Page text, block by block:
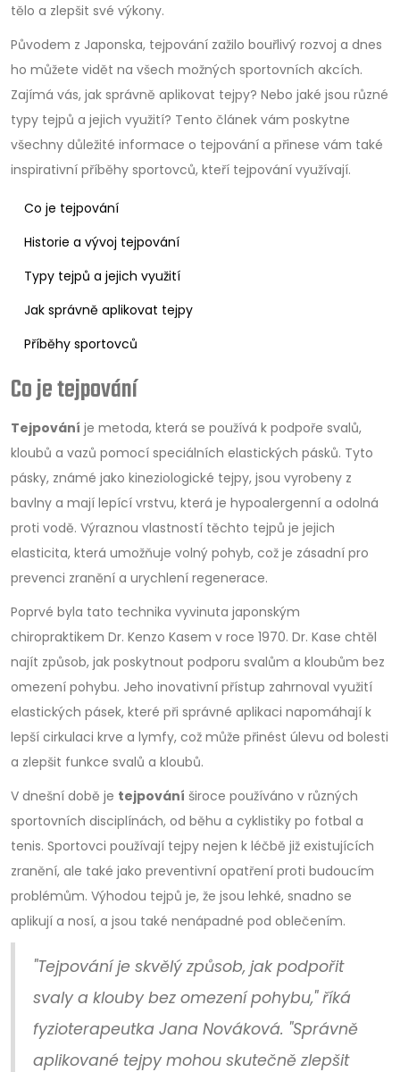
tělo a zlepšit své výkony.
Původem z Japonska, tejpování zažilo bouřlivý rozvoj a dnes
ho můžete vidět na všech možných sportovních akcích.
Zajímá vás, jak správně aplikovat tejpy? Nebo jaké jsou různé
typy tejpů a jejich využití? Tento článek vám poskytne
všechny důležité informace o tejpování a přinese vám také
inspirativní příběhy sportovců, kteří tejpování využívají.
Co je tejpování
Historie a vývoj tejpování
Typy tejpů a jejich využití
Jak správně aplikovat tejpy
Příběhy sportovců
Co je tejpování
Tejpování je metoda, která se používá k podpoře svalů,
kloubů a vazů pomocí speciálních elastických pásků. Tyto
pásky, známé jako kineziologické tejpy, jsou vyrobeny z
bavlny a mají lepící vrstvu, která je hypoalergenní a odolná
proti vodě. Výraznou vlastností těchto tejpů je jejich
elasticita, která umožňuje volný pohyb, což je zásadní pro
prevenci zranění a urychlení regenerace.
Poprvé byla tato technika vyvinuta japonským
chiropraktikem Dr. Kenzo Kasem v roce 1970. Dr. Kase chtěl
najít způsob, jak poskytnout podporu svalům a kloubům bez
omezení pohybu. Jeho inovativní přístup zahrnoval využití
elastických pásek, které při správné aplikaci napomáhají k
lepší cirkulaci krve a lymfy, což může přinést úlevu od bolesti
a zlepšit funkce svalů a kloubů.
V dnešní době je tejpování široce používáno v různých
sportovních disciplínách, od běhu a cyklistiky po fotbal a
tenis. Sportovci používají tejpy nejen k léčbě již existujících
zranění, ale také jako preventivní opatření proti budoucím
problémům. Výhodou tejpů je, že jsou lehké, snadno se
aplikují a nosí, a jsou také nenápadné pod oblečením.
"Tejpování je skvělý způsob, jak podpořit
svaly a klouby bez omezení pohybu," říká
fyzioterapeutka Jana Nováková. "Správně
aplikované tejpy mohou skutečně zlepšit